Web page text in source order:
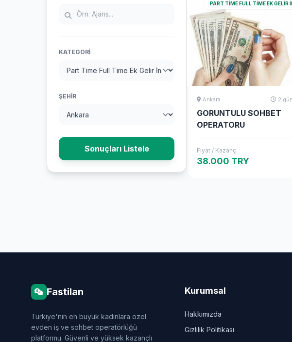
KATEGORI
ŞEHIR
Sonuçları Listele
PART TIME FULL TIME EK GELIR
Ankara 2
GORUNTULU SOHBET
OPERATORU
Fiyat / Kazanç
38.000 TRY
Fastilan
Türkiye'nin en büyük kadınlara özel
evden iş ve sohbet operatörlüğü
platformu. Güvenli ve yüksek kazançlı
Kurumsal
Hakkımızda
Gizlilik Politikası